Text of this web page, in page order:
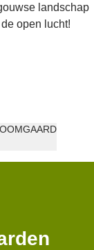
landschap
open lucht!